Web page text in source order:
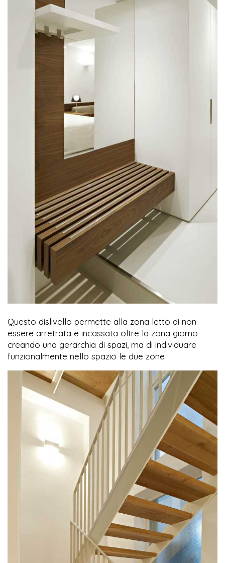
Questo dislivello permette alla zona letto di non
essere arretrata e incassata oltre la zona giorno
creando una gerarchia di spazi, ma di individuare
funzionalmente nello spazio le due zone